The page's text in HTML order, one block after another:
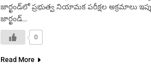
జార్ఖండ్‌లో ప్రభుత్వ నియామక పరీక్షల అక్రమాలు
జార్ఖండ్…
0
Read More